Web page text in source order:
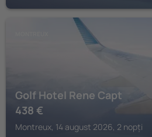
Golf Hotel Rene Capt
438 €
Montreux, 14 august 2026, 2 nopți